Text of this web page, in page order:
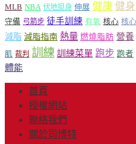
MLB NBA 伏地挺身 伸展 健康 健身
守備 弓箭步 徒手訓練 有氧 核心 核
減脂 減脂指南 熱量 燃燒脂肪 營養
肌 裁判 訓練 訓練菜單 跑步 跑者
體能
首頁
授權網站
聯絡我們
關於司博特